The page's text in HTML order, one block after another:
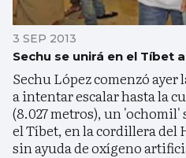
3 SEP 2013
Sechu se unirá en el Tíbet
Sechu López comenzó ayer
a intentar escalar hasta la
(8.027 metros), un
el Tíbet, en la cordillera del
sin ayuda de oxígeno